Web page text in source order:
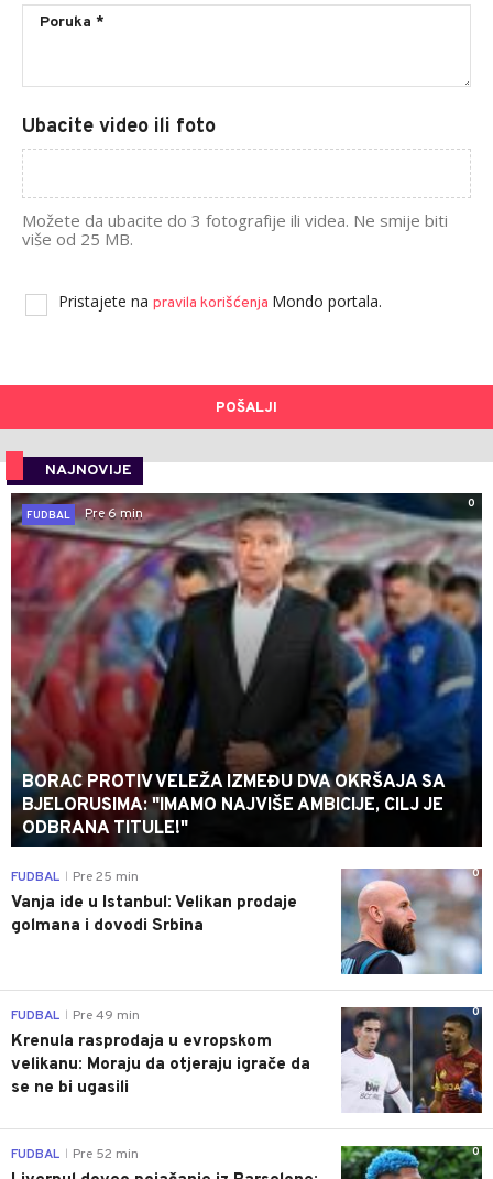
Ubacite video ili foto
Možete da ubacite do 3 fotografije ili videa. Ne smije biti
više od 25 MB.
Pristajete na pravila korišćenja Mondo portala.
POŠALJI
NAJNOVIJE
0
FUDBAL
Pre 6 min
BORAC PROTIV VELEŽA IZMEĐU DVA OKRŠAJA SA
BJELORUSIMA: "IMAMO NAJVIŠE AMBICIJE, CILJ JE
ODBRANA TITULE!"
0
FUDBAL Pre 25 min
Vanja ide u Istanbul: Velikan prodaje
golmana i dovodi Srbina
0
FUDBAL Pre 49 min
Krenula rasprodaja u evropskom
velikanu: Moraju da otjeraju igrače da
se ne bi ugasili
0
FUDBAL Pre 52 min